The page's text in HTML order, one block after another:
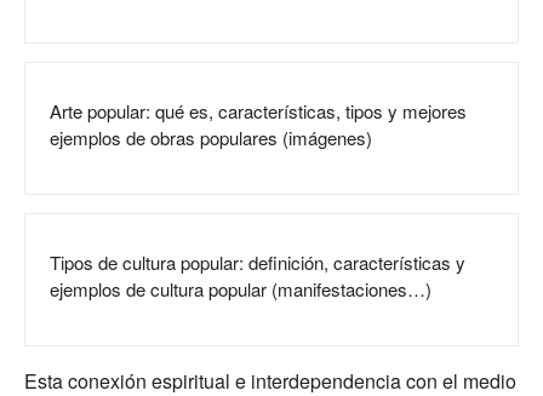
Arte popular: qué es, características, tipos y mejores
ejemplos de obras populares (imágenes)
Tipos de cultura popular: definición, características y
ejemplos de cultura popular (manifestaciones…)
Esta conexión espiritual e interdependencia con el medio